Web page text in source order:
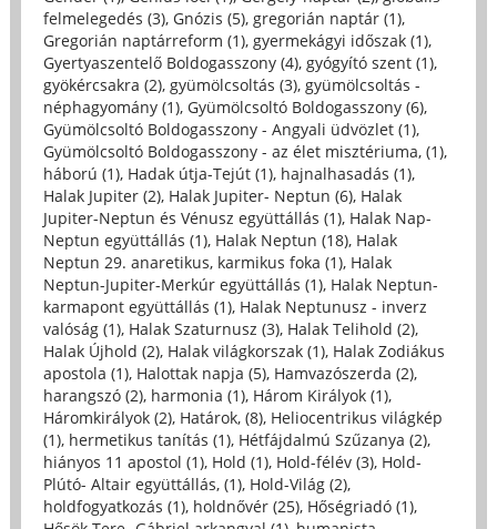
felmelegedés (3), Gnózis (5), gregorián naptár (1),
Gregorián naptárreform (1), gyermekágyi időszak (1),
Gyertyaszentelő Boldogasszony (4), gyógyító szent (1),
gyökércsakra (2), gyümölcsoltás (3), gyümölcsoltás -
néphagyomány (1), Gyümölcsoltó Boldogasszony (6),
Gyümölcsoltó Boldogasszony - Angyali üdvözlet (1),
Gyümölcsoltó Boldogasszony - az élet misztériuma, (1),
háború (1), Hadak útja-Tejút (1), hajnalhasadás (1),
Halak Jupiter (2), Halak Jupiter- Neptun (6), Halak
Jupiter-Neptun és Vénusz együttállás (1), Halak Nap-
Neptun együttállás (1), Halak Neptun (18), Halak
Neptun 29. anaretikus, karmikus foka (1), Halak
Neptun-Jupiter-Merkúr együttállás (1), Halak Neptun-
karmapont együttállás (1), Halak Neptunusz - inverz
valóság (1), Halak Szaturnusz (3), Halak Telihold (2),
Halak Újhold (2), Halak világkorszak (1), Halak Zodiákus
apostola (1), Halottak napja (5), Hamvazószerda (2),
harangszó (2), harmonia (1), Három Királyok (1),
Háromkirályok (2), Határok, (8), Heliocentrikus világkép
(1), hermetikus tanítás (1), Hétfájdalmú Szűzanya (2),
hiányos 11 apostol (1), Hold (1), Hold-félév (3), Hold-
Plútó- Altair együttállás, (1), Hold-Világ (2),
holdfogyatkozás (1), holdnővér (25), Hőségriadó (1),